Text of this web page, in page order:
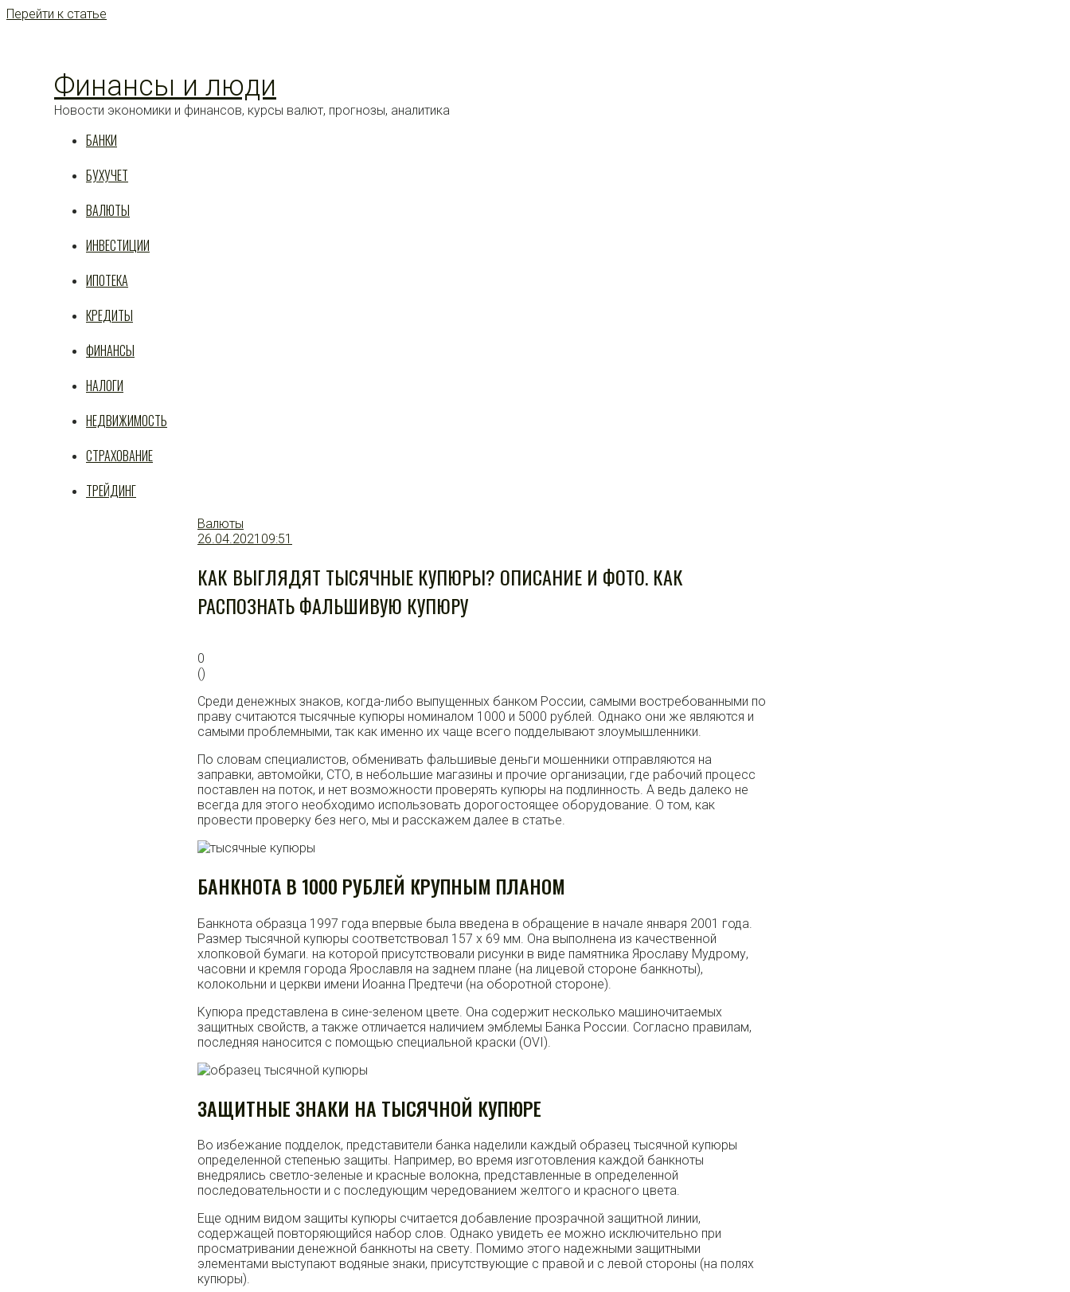
Перейти к статье
Финансы и люди
Новости экономики и финансов, курсы валют, прогнозы, аналитика
БАНКИ
БУХУЧЕТ
ВАЛЮТЫ
ИНВЕСТИЦИИ
ИПОТЕКА
КРЕДИТЫ
ФИНАНСЫ
НАЛОГИ
НЕДВИЖИМОСТЬ
СТРАХОВАНИЕ
ТРЕЙДИНГ
Валюты
26.04.2021 09:51
КАК ВЫГЛЯДЯТ ТЫСЯЧНЫЕ КУПЮРЫ? ОПИСАНИЕ И ФОТО. КАК
РАСПОЗНАТЬ ФАЛЬШИВУЮ КУПЮРУ
0
()
Среди денежных знаков, когда-либо выпущенных банком России, самыми востребованными по
праву считаются тысячные купюры номиналом 1000 и 5000 рублей. Однако они же являются и
самыми проблемными, так как именно их чаще всего подделывают злоумышленники.
По словам специалистов, обменивать фальшивые деньги мошенники отправляются на
заправки, автомойки, СТО, в небольшие магазины и прочие организации, где рабочий процесс
поставлен на поток, и нет возможности проверять купюры на подлинность. А ведь далеко не
всегда для этого необходимо использовать дорогостоящее оборудование. О том, как
провести проверку без него, мы и расскажем далее в статье.
БАНКНОТА В 1000 РУБЛЕЙ КРУПНЫМ ПЛАНОМ
Банкнота образца 1997 года впервые была введена в обращение в начале января 2001 года.
Размер тысячной купюры соответствовал 157 х 69 мм. Она выполнена из качественной
хлопковой бумаги. на которой присутствовали рисунки в виде памятника Ярославу Мудрому,
часовни и кремля города Ярославля на заднем плане (на лицевой стороне банкноты),
колокольни и церкви имени Иоанна Предтечи (на оборотной стороне).
Купюра представлена в сине-зеленом цвете. Она содержит несколько машиночитаемых
защитных свойств, а также отличается наличием эмблемы Банка России. Согласно правилам,
последняя наносится с помощью специальной краски (OVI).
ЗАЩИТНЫЕ ЗНАКИ НА ТЫСЯЧНОЙ КУПЮРЕ
Во избежание подделок, представители банка наделили каждый образец тысячной купюры
определенной степенью защиты. Например, во время изготовления каждой банкноты
внедрялись светло-зеленые и красные волокна, представленные в определенной
последовательности и с последующим чередованием желтого и красного цвета.
Еще одним видом защиты купюры считается добавление прозрачной защитной линии,
содержащей повторяющийся набор слов. Однако увидеть ее можно исключительно при
просматривании денежной банкноты на свету. Помимо этого надежными защитными
элементами выступают водяные знаки, присутствующие с правой и с левой стороны (на полях
купюры).